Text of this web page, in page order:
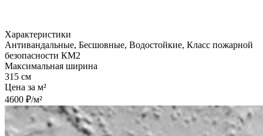
Характеристики
Антивандальные, Бесшовные, Водостойкие, Класс пожарной
безопасности КМ2
Максимальная ширина
315 см
Цена за м²
4600 ₽/м²